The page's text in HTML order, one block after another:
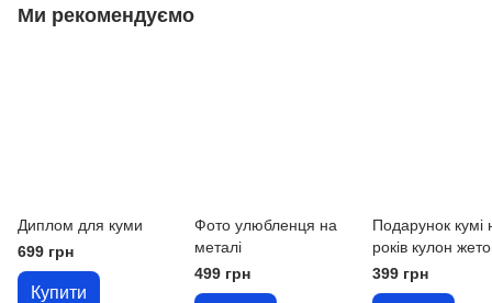
Ми рекомендуємо
Диплом для куми
699 грн
Купити
Фото улюбленця на
металі
499 грн
Подарунок кумі
років кулон
фотокарта та
399 грн